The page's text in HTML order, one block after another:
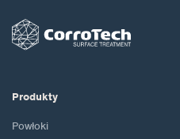
Produkty
Powłoki